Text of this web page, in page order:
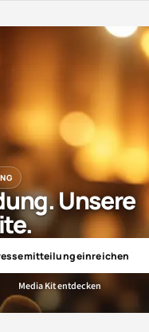
Unsere
einreichen
Media Kit entdecken